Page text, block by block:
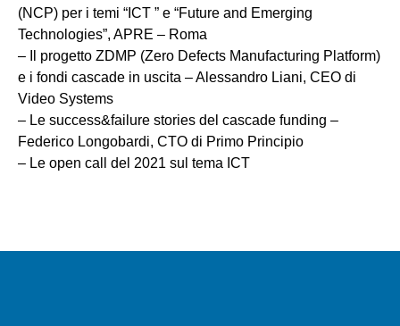
(NCP) per i temi “ICT ” e “Future and Emerging
Technologies”, APRE – Roma
– Il progetto ZDMP (Zero Defects Manufacturing Platform)
e i fondi cascade in uscita – Alessandro Liani, CEO di
Video Systems
– Le success&failure stories del cascade funding –
Federico Longobardi, CTO di Primo Principio
– Le open call del 2021 sul tema ICT